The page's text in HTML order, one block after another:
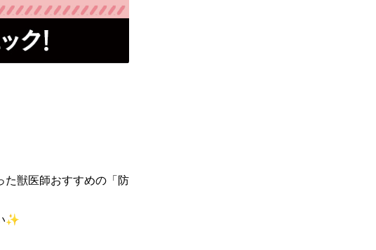
た獣医師おすすめの「防
✨